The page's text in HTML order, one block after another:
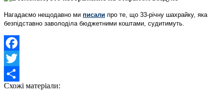
Нагадаємо нещодавно ми писали про те, що 33-річну шахрайку, яка
безпідставно заволоділа бюджетними коштами, судитимуть.
Facebook
Twitter
Share
Схожі матеріали: